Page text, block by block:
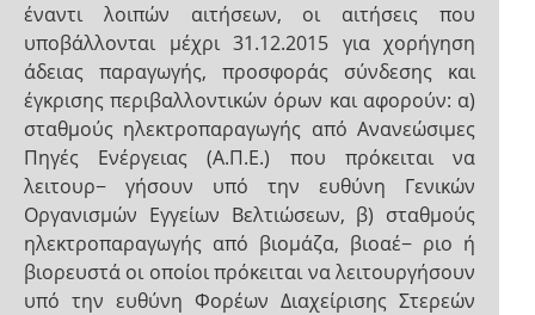
έναντι λοιπών αιτήσεων, οι αιτήσεις που
υποβάλλονται μέχρι 31.12.2015 για χορήγηση
άδειας παραγωγής, προσφοράς σύνδεσης και
έγκρισης περιβαλλοντικών όρων και αφορούν: α)
σταθμούς ηλεκτροπαραγωγής από Ανανεώσιμες
Πηγές Ενέργειας (Α.Π.Ε.) που πρόκειται να
λειτουρ− γήσουν υπό την ευθύνη Γενικών
Οργανισμών Εγγείων Βελτιώσεων, β) σταθμούς
ηλεκτροπαραγωγής από βιομάζα, βιοαέ− ριο ή
βιορευστά οι οποίοι πρόκειται να λειτουργήσουν
υπό την ευθύνη Φορέων Διαχείρισης Στερεών